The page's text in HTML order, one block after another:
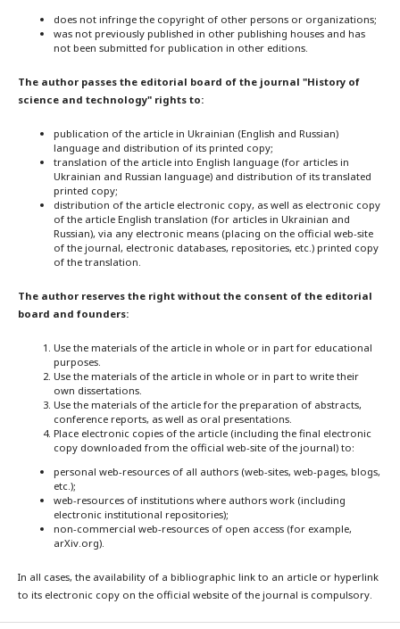
does not infringe the copyright of other persons or organizations;
was not previously published in other publishing houses and has
not been submitted for publication in other editions.
The author passes the editorial board of the journal "History of
science and technology" rights to:
publication of the article in Ukrainian (English and Russian)
language and distribution of its printed copy;
translation of the article into English language (for articles in
Ukrainian and Russian language) and distribution of its translated
printed copy;
distribution of the article electronic copy, as well as electronic copy
of the article English translation (for articles in Ukrainian and
Russian), via any electronic means (placing on the official web-site
of the journal, electronic databases, repositories, etc.) printed copy
of the translation.
The author reserves the right without the consent of the editorial
board and founders:
Use the materials of the article in whole or in part for educational
purposes.
Use the materials of the article in whole or in part to write their
own dissertations.
Use the materials of the article for the preparation of abstracts,
conference reports, as well as oral presentations.
Place electronic copies of the article (including the final electronic
copy downloaded from the official web-site of the journal) to:
personal web-resources of all authors (web-sites, web-pages, blogs,
etc.);
web-resources of institutions where authors work (including
electronic institutional repositories);
non-commercial web-resources of open access (for example,
arXiv.org).
In all cases, the availability of a bibliographic link to an article or hyperlink
to its electronic copy on the official website of the journal is compulsory.